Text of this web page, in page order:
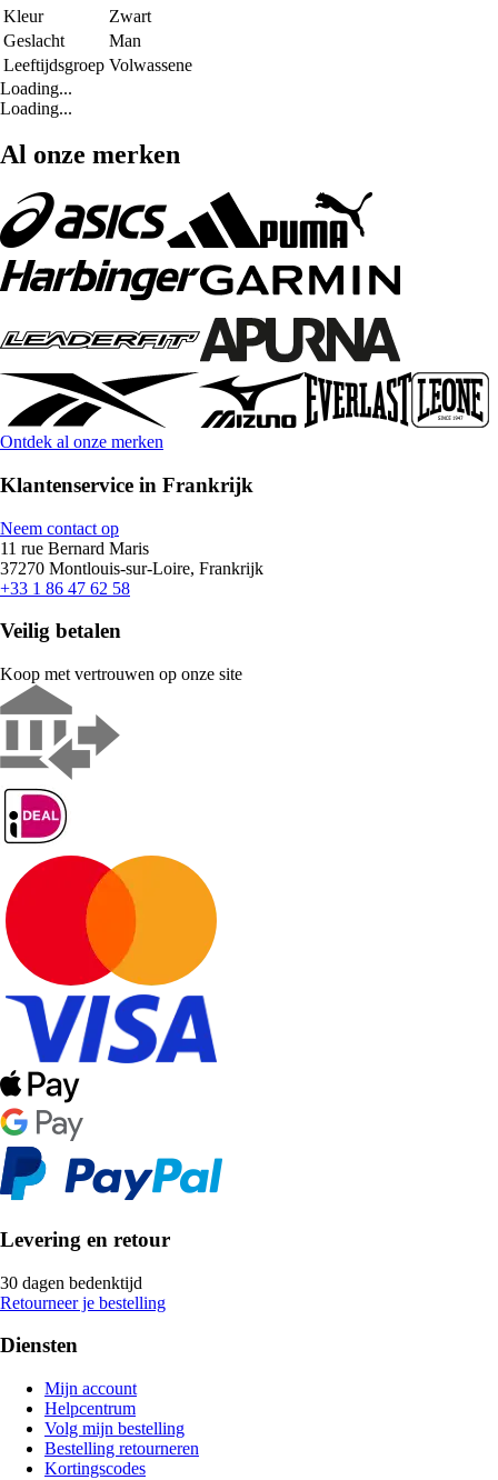
Kleur
Zwart
Geslacht
Man
Leeftijdsgroep Volwassene
Loading...
Loading...
Al onze merken
Ontdek al onze merken
Klantenservice in Frankrijk
Neem contact op
11 rue Bernard Maris
37270 Montlouis-sur-Loire, Frankrijk
+33 1 86 47 62 58
Veilig betalen
Koop met vertrouwen op onze site
Levering en retour
30 dagen bedenktijd
Retourneer je bestelling
Diensten
Mijn account
Helpcentrum
Volg mijn bestelling
Bestelling retourneren
Kortingscodes